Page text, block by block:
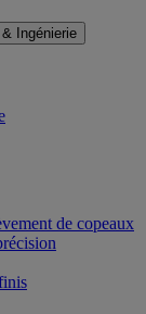
Ingénierie
de copeaux